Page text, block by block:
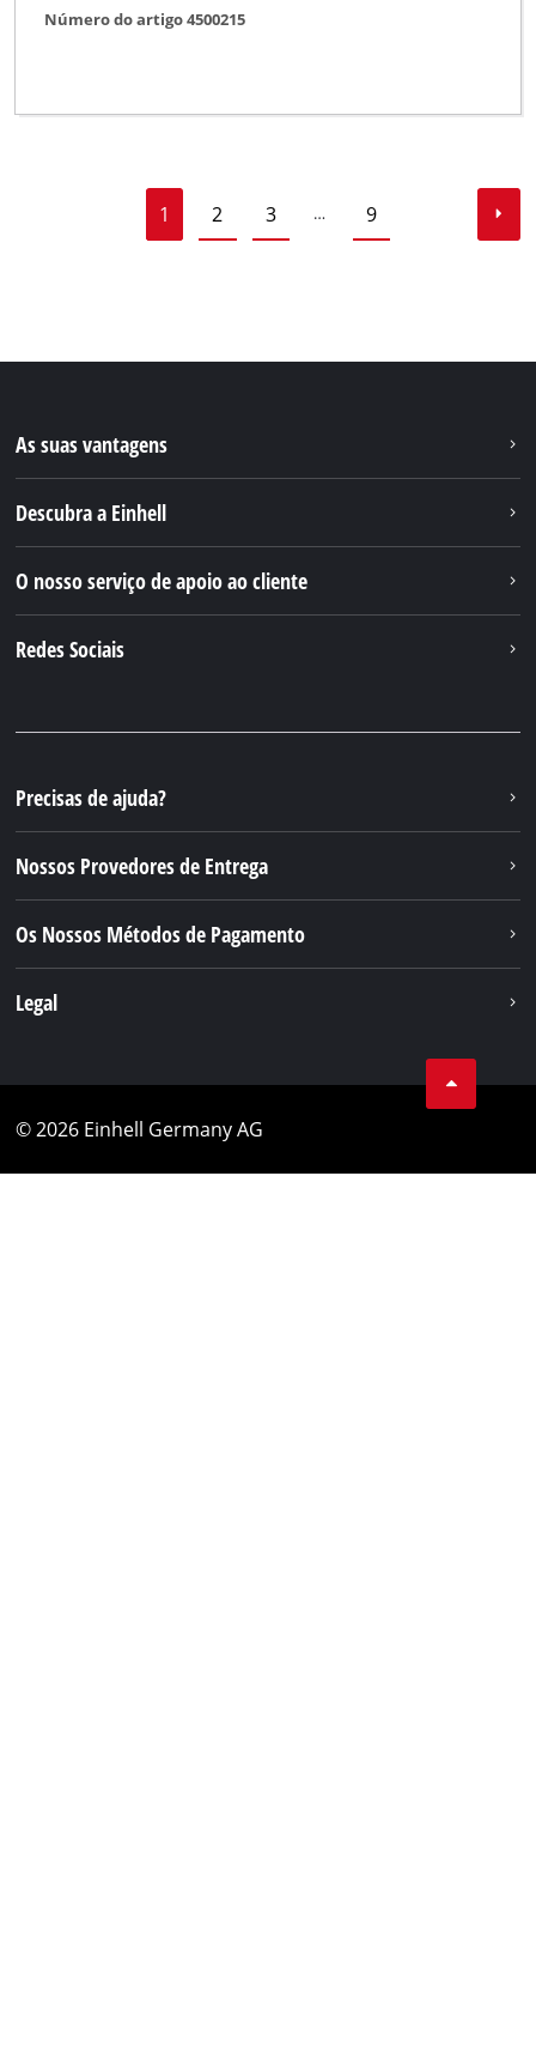
Número do artigo 4500215
1 2 3 … 9
As suas vantagens
Descubra a Einhell
O nosso serviço de apoio ao cliente
Redes Sociais
Precisas de ajuda?
Nossos Provedores de Entrega
Os Nossos Métodos de Pagamento
Legal
© 2026 Einhell Germany AG